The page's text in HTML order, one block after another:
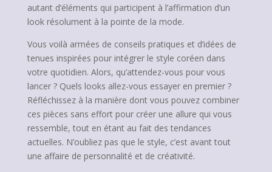
autant d’éléments qui participent à l’affirmation d’un
look résolument à la pointe de la mode.
Vous voilà armées de conseils pratiques et d’idées de
tenues inspirées pour intégrer le style coréen dans
votre quotidien. Alors, qu’attendez-vous pour vous
lancer ? Quels looks allez-vous essayer en premier ?
Réfléchissez à la manière dont vous pouvez combiner
ces pièces sans effort pour créer une allure qui vous
ressemble, tout en étant au fait des tendances
actuelles. N’oubliez pas que le style, c’est avant tout
une affaire de personnalité et de créativité.